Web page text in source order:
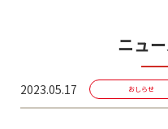
ニュ
2023.05.17 おしらせ